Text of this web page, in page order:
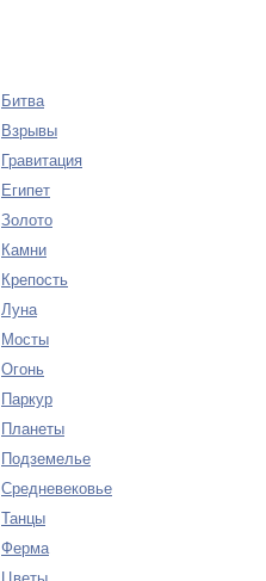
Битва
Взрывы
Гравитация
Египет
Золото
Камни
Крепость
Луна
Мосты
Огонь
Паркур
Планеты
Подземелье
Средневековье
Танцы
Ферма